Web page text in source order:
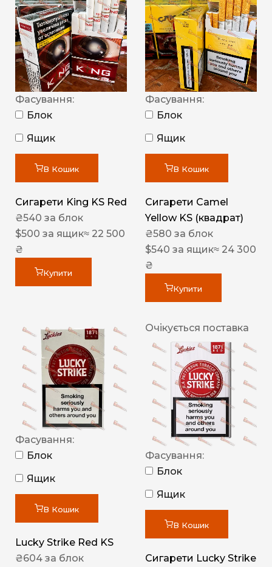
Фасування:
Блок
Ящик
В Кошик
Сигарети King KS Red
₴540 за блок
$500 за ящик≈ 22 500
₴
Купити
Фасування:
Блок
Ящик
В Кошик
Сигарети Camel
Yellow KS (квадрат)
₴580 за блок
$540 за ящик≈ 24 300
₴
Купити
Фасування:
Блок
Ящик
В Кошик
Lucky Strike Red KS
₴604 за блок
Очікується поставка
Фасування:
Блок
Ящик
В Кошик
Сигарети Lucky Strike